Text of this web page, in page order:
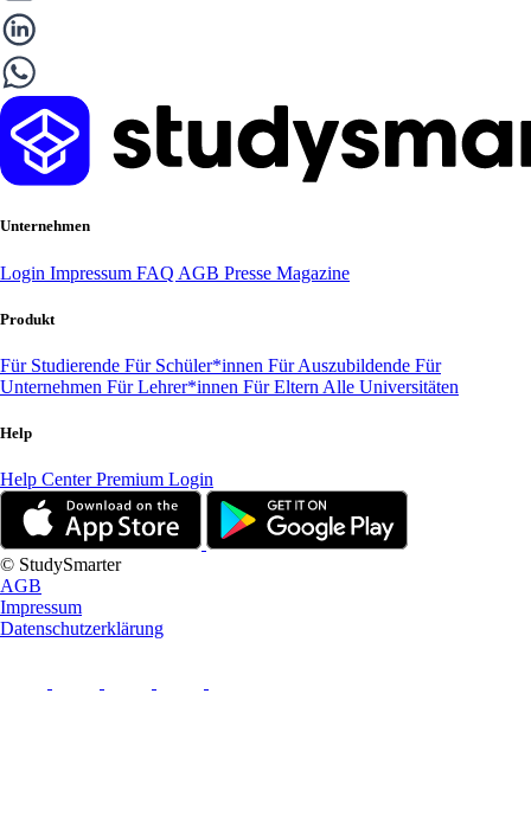
Unternehmen
Login Impressum FAQ AGB Presse Magazine
Produkt
Für Studierende Für Schüler*innen Für Auszubildende Für
Unternehmen Für Lehrer*innen Für Eltern Alle Universitäten
Help
Help CenterPremium Login
© StudySmarter
AGB
Impressum
Datenschutzerklärung